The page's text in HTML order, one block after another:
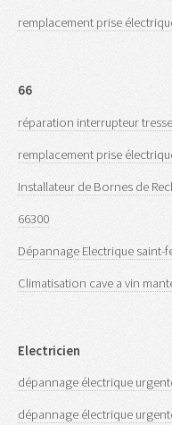
remplacement prise
66
réparation interrupteur
remplacement prise
Installateur de Bornes de
66300
Dépannage Electrique saint-
Climatisation cave a vin
Electricien
dépannage électrique
dépannage électrique